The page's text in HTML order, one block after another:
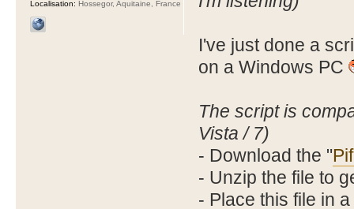
I've just done a
on a Windows PC
The script is
Vista / 7)
- Download the "
- Unzip the file to
- Place this file in
Localisation: Hossegor, Aquitaine, France